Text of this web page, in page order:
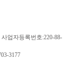
사업자등록번호:220-88-
3177